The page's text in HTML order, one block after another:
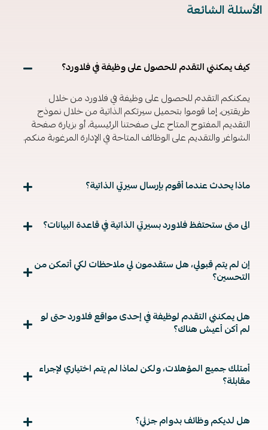
الشائعة
كيف يمكنني التقدم للحصول على وظيفة في فلاورد؟
مكنكمالتقدمللحصولعلىوظيفةفي فلاوردمن خلال
طريقتين، إماقو موا بتحميلسيرتكمالذاتية من خلال نموذج
التقديم المفتوح المتاح على صفحتنا الرئيسية، أوزيارة صفحة
الشواغر والتقديم علىالوظائف المتاحة في ا لإدارةالمرغوبةمنكم.
ماذا يحدث عندما أقوم بإرسال سيرتي الذاتية؟
الى متى ستحتفظ فلاورد بسيرتي الذاتية في قاعدة البيانات؟
إن لم يتم قبولي، هل ستقدمون لي ملاحظات لكي أتمكن من
التحسين؟
هل يمكنني التقدم لوظيفة في إحدى مواقع فلاورد حتى لو
لم أكن أعيش هناك؟
أمتلك جميع المؤهلات، ولكن لماذا لم يتم اختياري لإجراء
مقابلة؟
هل لديكم وظائف بدوام جزئي؟